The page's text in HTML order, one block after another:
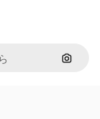
画像で